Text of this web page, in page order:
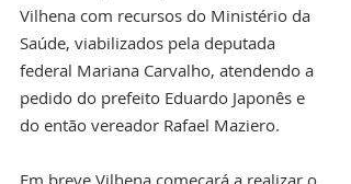
Vilhena com recursos do Ministério da
Saúde, viabilizados pela deputada
federal Mariana Carvalho, atendendo a
pedido do prefeito Eduardo Japonês e
do então vereador Rafael Maziero.
Em breve Vilhena começará a realizar o